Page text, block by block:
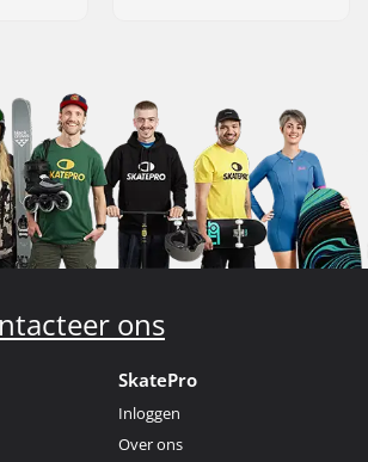
ons
SkatePro
Inloggen
Over ons